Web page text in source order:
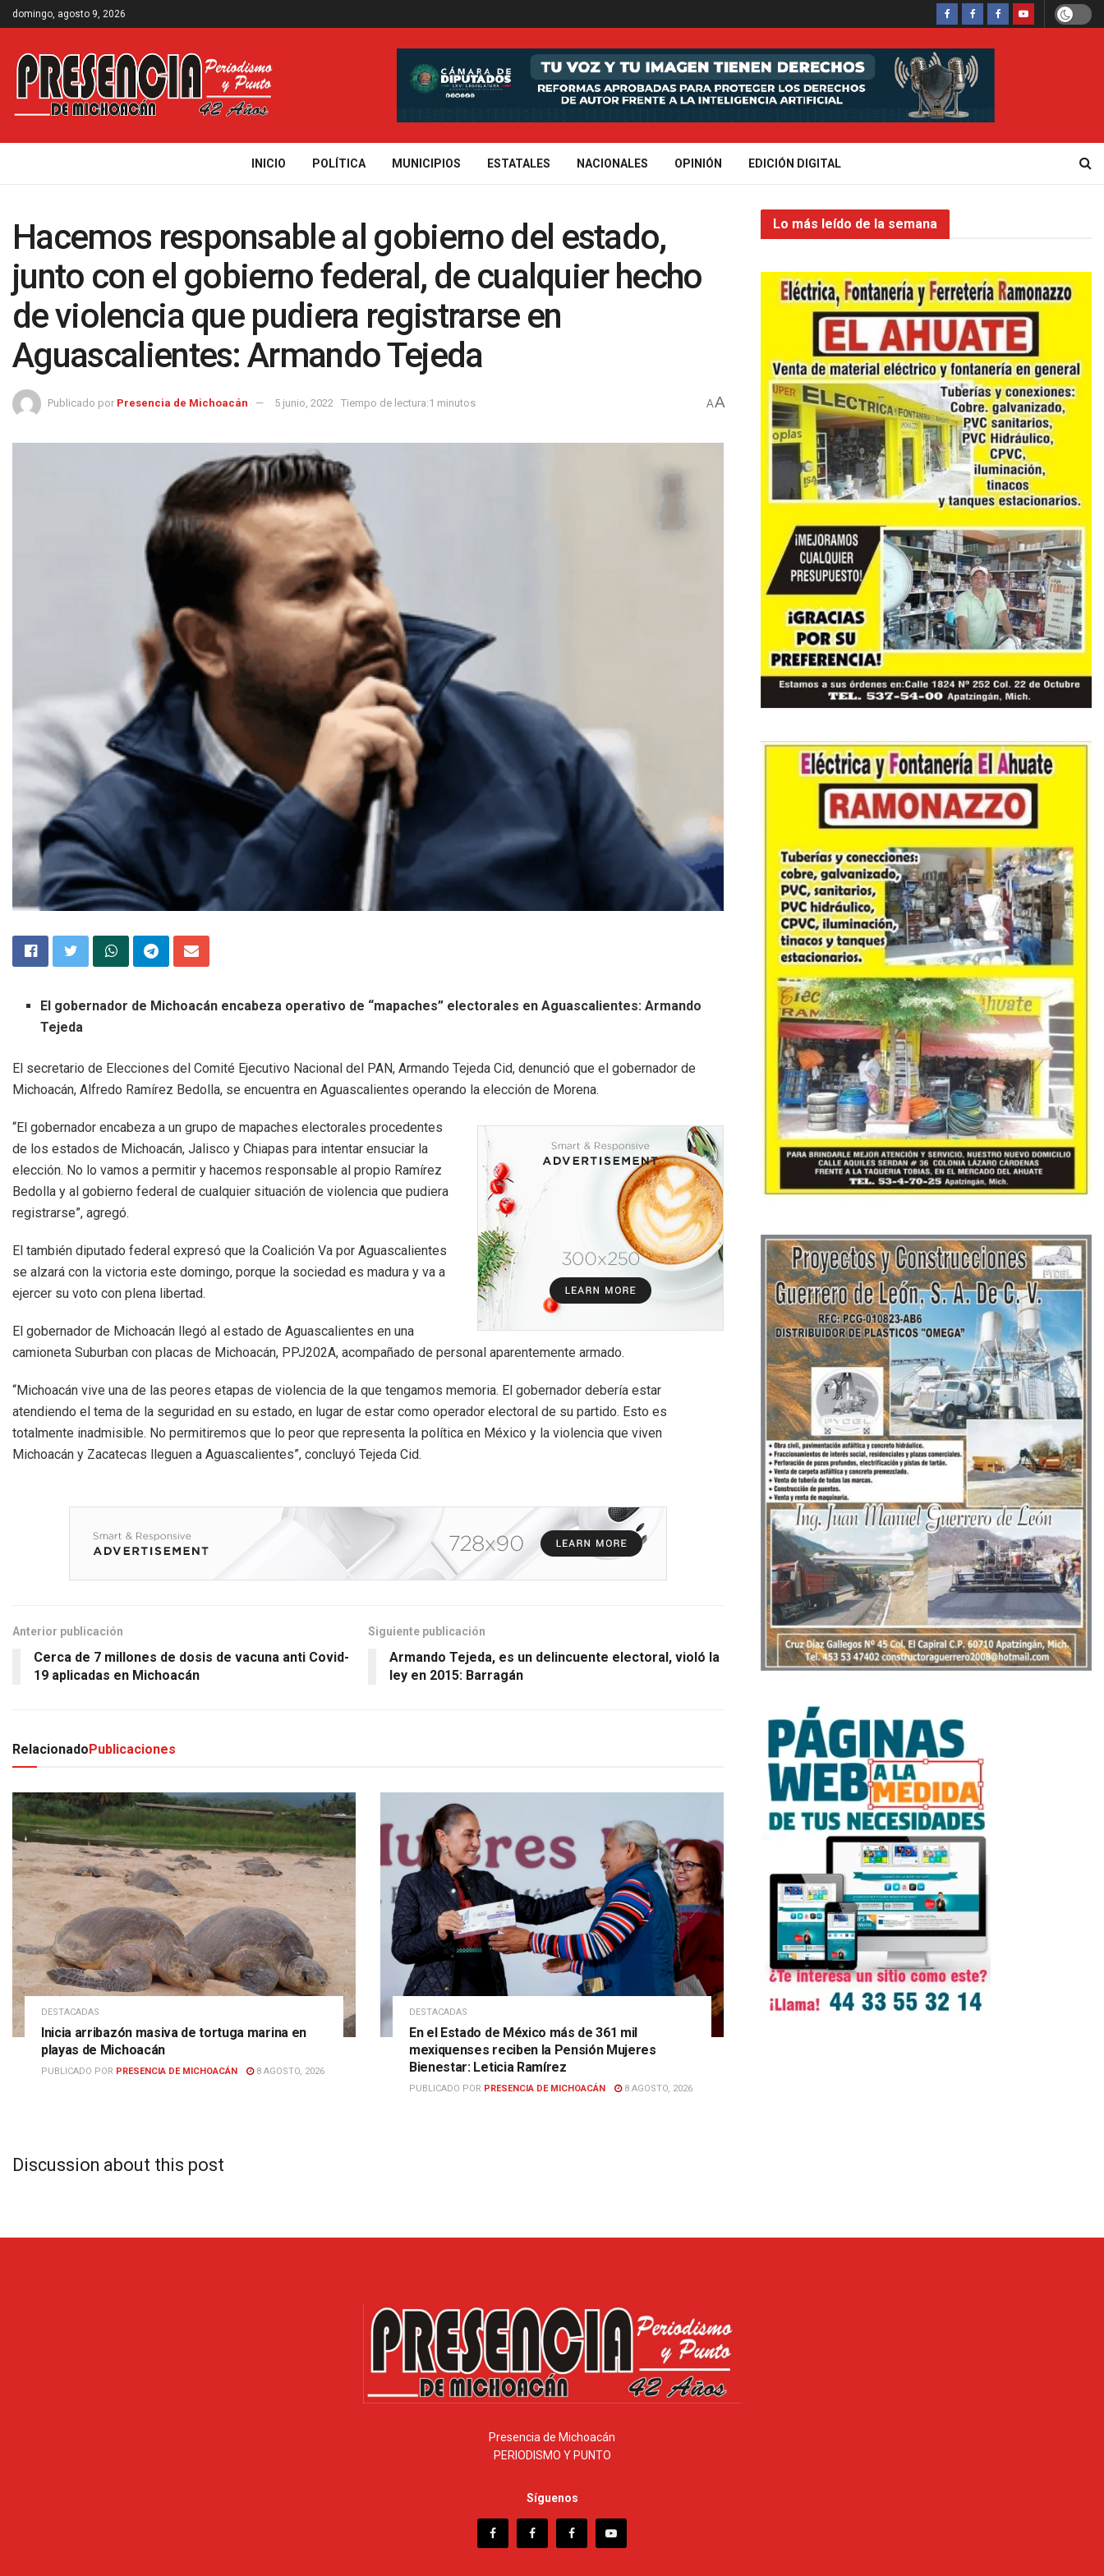
domingo, agosto 9, 2026
INICIO POLÍTICA MUNICIPIOS ESTATALES NACIONALES OPINIÓN EDICIÓN DIGITAL
Hacemos responsable al gobierno del estado,
junto con el gobierno federal, de cualquier hecho
de violencia que pudiera registrarse en
Aguascalientes: Armando Tejeda
Publicado por Presencia de Michoacán 5 junio, 2022 Tiempo de lectura:1 minutos AA
El gobernador de Michoacán encabeza operativo de “mapaches” electorales en Aguascalientes: Armando
Tejeda
El secretario de Elecciones del Comité Ejecutivo Nacional del PAN, Armando Tejeda Cid, denunció que el gobernador de
Michoacán, Alfredo Ramírez Bedolla, se encuentra en Aguascalientes operando la elección de Morena.
“El gobernador encabeza a un grupo de mapaches electorales procedentes
de los estados de Michoacán, Jalisco y Chiapas para intentar ensuciar la
elección. No lo vamos a permitir y hacemos responsable al propio Ramírez
Bedolla y al gobierno federal de cualquier situación de violencia que pudiera
registrarse”, agregó.
El también diputado federal expresó que la Coalición Va por Aguascalientes
se alzará con la victoria este domingo, porque la sociedad es madura y va a
ejercer su voto con plena libertad.
El gobernador de Michoacán llegó al estado de Aguascalientes en una
camioneta Suburban con placas de Michoacán, PPJ202A, acompañado de personal aparentemente armado.
“Michoacán vive una de las peores etapas de violencia de la que tengamos memoria. El gobernador debería estar
atendiendo el tema de la seguridad en su estado, en lugar de estar como operador electoral de su partido. Esto es
totalmente inadmisible. No permitiremos que lo peor que representa la política en México y la violencia que viven
Michoacán y Zacatecas lleguen a Aguascalientes”, concluyó Tejeda Cid.
Anterior publicación
Cerca de 7 millones de dosis de vacuna anti Covid-
19 aplicadas en Michoacán
Siguiente publicación
Armando Tejeda, es un delincuente electoral, violó la
ley en 2015: Barragán
RelacionadoPublicaciones
DESTACADAS
Inicia arribazón masiva de tortuga marina en
playas de Michoacán
PUBLICADO POR PRESENCIA DE MICHOACÁN 8 AGOSTO, 2026
DESTACADAS
En el Estado de México más de 361 mil
mexiquenses reciben la Pensión Mujeres
Bienestar: Leticia Ramírez
PUBLICADO POR PRESENCIA DE MICHOACÁN 8 AGOSTO, 2026
Discussion about this post
Lo más leído de la semana
Presencia de Michoacán
PERIODISMO Y PUNTO
Síguenos